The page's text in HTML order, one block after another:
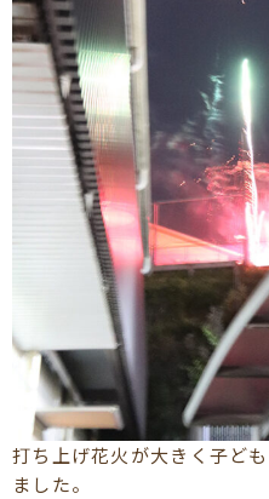
打ち上げ花火が大きく子ど
ました。